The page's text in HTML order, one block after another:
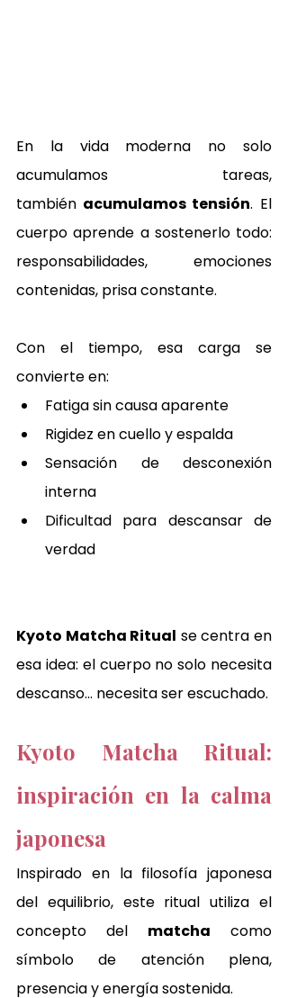
En la vida moderna no solo
acumulamos tareas,
también acumulamos tensión. El
cuerpo aprende a sostenerlo todo:
responsabilidades, emociones
contenidas, prisa constante.
Con el tiempo, esa carga se
convierte en:
Fatiga sin causa aparente
Rigidez en cuello y espalda
Sensación de desconexión
interna
Dificultad para descansar de
verdad
Kyoto Matcha Ritual se centra en
esa idea: el cuerpo no solo necesita
descanso… necesita ser escuchado.
Kyoto Matcha Ritual:
inspiración en la calma
japonesa
Inspirado en la filosofía japonesa
del equilibrio, este ritual utiliza el
concepto del matcha como
símbolo de atención plena,
presencia y energía sostenida.